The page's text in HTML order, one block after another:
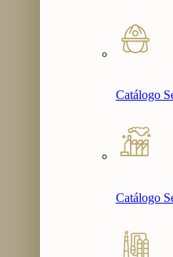
Catálogo
Catálogo